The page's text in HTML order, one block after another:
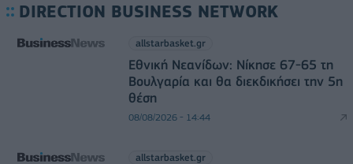
DIRECTION BUSINESS NETWORK
allstarbasket.gr
Εθνική Νεανίδων: Νίκησε 67-65 τη
Βουλγαρία και θα διεκδικήσει την 5η
θέση
08/08/2026 - 14:44
allstarbasket.gr